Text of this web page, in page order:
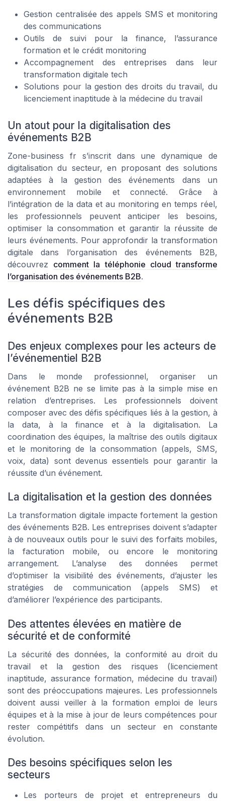
Gestion centralisée des appels SMS et monitoring
des communications
Outils de suivi pour la finance, l’assurance
formation et le crédit monitoring
Accompagnement des entreprises dans leur
transformation digitale tech
Solutions pour la gestion des droits du travail, du
licenciement inaptitude à la médecine du travail
Un atout pour la digitalisation des
événements B2B
Zone-business fr s’inscrit dans une dynamique de
digitalisation du secteur, en proposant des solutions
adaptées à la gestion des événements dans un
environnement mobile et connecté. Grâce à
l’intégration de la data et au monitoring en temps réel,
les professionnels peuvent anticiper les besoins,
optimiser la consommation et garantir la réussite de
leurs événements. Pour approfondir la transformation
digitale dans l’organisation des événements B2B,
découvrez comment la téléphonie cloud transforme
l’organisation des événements B2B.
Les défis spécifiques des
événements B2B
Des enjeux complexes pour les acteurs de
l’événementiel B2B
Dans le monde professionnel, organiser un
événement B2B ne se limite pas à la simple mise en
relation d’entreprises. Les professionnels doivent
composer avec des défis spécifiques liés à la gestion, à
la data, à la finance et à la digitalisation. La
coordination des équipes, la maîtrise des outils digitaux
et le monitoring de la consommation (appels, SMS,
voix, data) sont devenus essentiels pour garantir la
réussite d’un événement.
La digitalisation et la gestion des données
La transformation digitale impacte fortement la gestion
des événements B2B. Les entreprises doivent s’adapter
à de nouveaux outils pour le suivi des forfaits mobiles,
la facturation mobile, ou encore le monitoring
arrangement. L’analyse des données permet
d’optimiser la visibilité des événements, d’ajuster les
stratégies de communication (appels SMS) et
d’améliorer l’expérience des participants.
Des attentes élevées en matière de
sécurité et de conformité
La sécurité des données, la conformité au droit du
travail et la gestion des risques (licenciement
inaptitude, assurance formation, médecine du travail)
sont des préoccupations majeures. Les professionnels
doivent aussi veiller à la formation emploi de leurs
équipes et à la mise à jour de leurs compétences pour
rester compétitifs dans un secteur en constante
évolution.
Des besoins spécifiques selon les
secteurs
Les porteurs de projet et entrepreneurs du